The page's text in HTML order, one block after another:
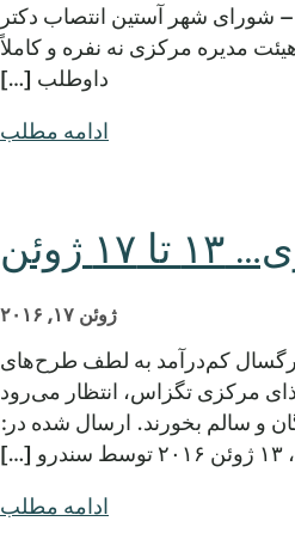
شورای شهر آستین انتصاب دکتر
مدیره مرکزی نه نفره و کاملاً
داوطلب […]
ادامه مطلب
ژوئن
ژوئن ۱۷, ۲۰۱۶
کم‌درآمد به لطف طرح‌های
مرکزی تگزاس، انتظار می‌رود
و سالم بخورند. ارسال شده در:
ادامه مطلب